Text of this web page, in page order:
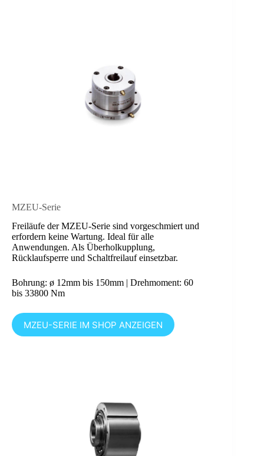
MZEU-Serie
Freiläufe der MZEU-Serie sind vorgeschmiert und
erfordern keine Wartung. Ideal für alle
Anwendungen. Als Überholkupplung,
Rücklaufsperre und Schaltfreilauf einsetzbar.
Bohrung: ø 12mm bis 150mm | Drehmoment: 60
bis 33800 Nm
MZEU-SERIE IM SHOP ANZEIGEN